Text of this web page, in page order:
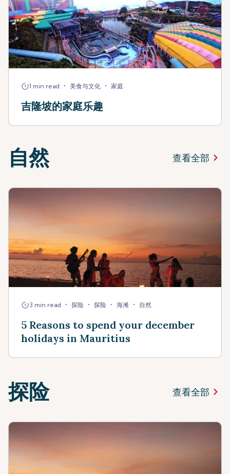
1 min read • 美食与文化 • 家庭
吉隆坡的家庭乐趣
自然 查看全部
3 min read • 探险 • 探险 • 海滩 • 自然
5 Reasons to spend your december
holidays in Mauritius
探险 查看全部